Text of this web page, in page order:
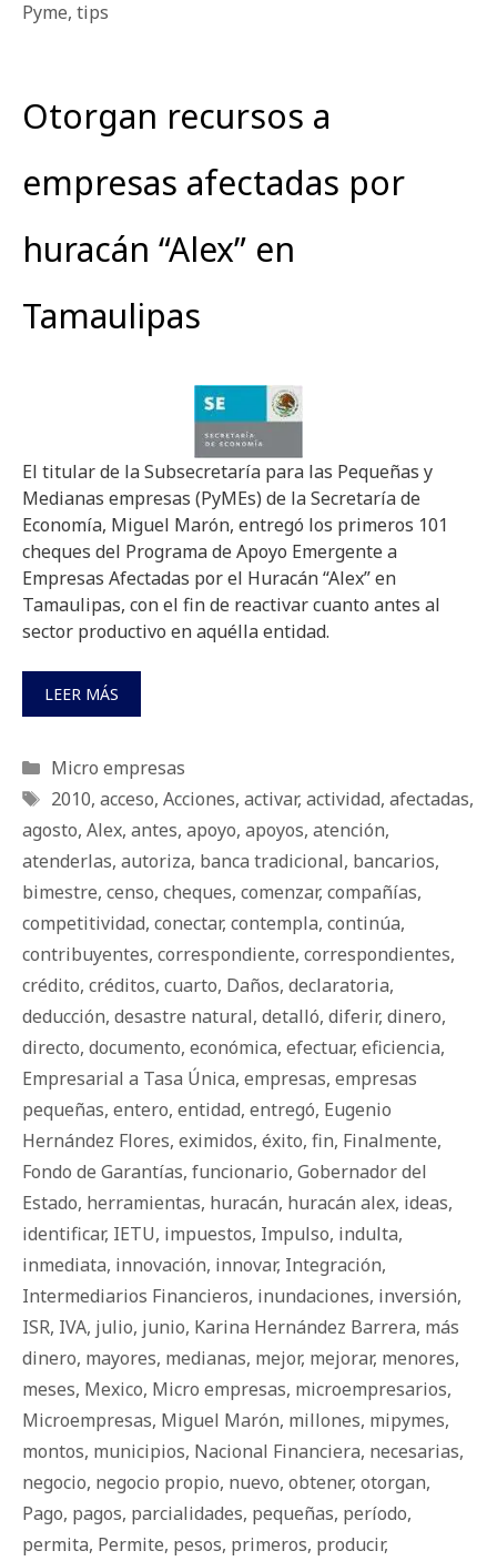
Pyme, tips
Otorgan recursos a
empresas afectadas por
huracán “Alex” en
Tamaulipas
El titular de la Subsecretaría para las Pequeñas y
Medianas empresas (PyMEs) de la Secretaría de
Economía, Miguel Marón, entregó los primeros 101
cheques del Programa de Apoyo Emergente a
Empresas Afectadas por el Huracán “Alex” en
Tamaulipas, con el fin de reactivar cuanto antes al
sector productivo en aquélla entidad.
LEER MÁS
Categorías
Micro empresas
Etiquetas
2010, acceso, Acciones, activar, actividad, afectadas,
agosto, Alex, antes, apoyo, apoyos, atención,
atenderlas, autoriza, banca tradicional, bancarios,
bimestre, censo, cheques, comenzar, compañías,
competitividad, conectar, contempla, continúa,
contribuyentes, correspondiente, correspondientes,
crédito, créditos, cuarto, Daños, declaratoria,
deducción, desastre natural, detalló, diferir, dinero,
directo, documento, económica, efectuar, eficiencia,
Empresarial a Tasa Única, empresas, empresas
pequeñas, entero, entidad, entregó, Eugenio
Hernández Flores, eximidos, éxito, fin, Finalmente,
Fondo de Garantías, funcionario, Gobernador del
Estado, herramientas, huracán, huracán alex, ideas,
identificar, IETU, impuestos, Impulso, indulta,
inmediata, innovación, innovar, Integración,
Intermediarios Financieros, inundaciones, inversión,
ISR, IVA, julio, junio, Karina Hernández Barrera, más
dinero, mayores, medianas, mejor, mejorar, menores,
meses, Mexico, Micro empresas, microempresarios,
Microempresas, Miguel Marón, millones, mipymes,
montos, municipios, Nacional Financiera, necesarias,
negocio, negocio propio, nuevo, obtener, otorgan,
Pago, pagos, parcialidades, pequeñas, período,
permita, Permite, pesos, primeros, producir,